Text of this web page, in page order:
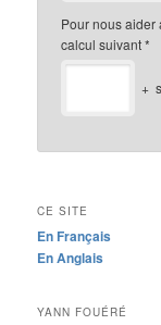
Pour nous aider
calcul suivant*
+
CE SITE
En Français
En Anglais
YANN FOUÉRÉ